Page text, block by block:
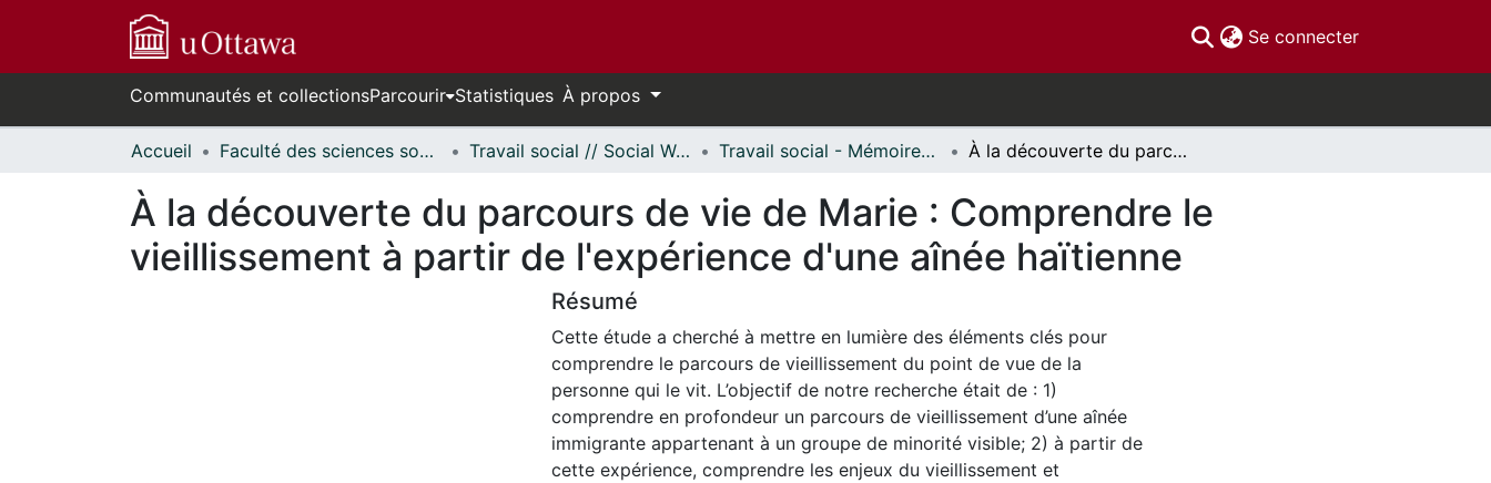
Se connecter(current)
Communautés et collectionsParcourir Statistiques À propos
Accueil Faculté des sciences sociales // Faculty of Social Sciences Travail social // Social Work Travail social - Mémoires // Social Work - Research Papers À la découverte du parcours de vie de Marie : Comprendre le vieillissement à partir de l'expérience d'une aînée haïtienne
À la découverte du parcours de vie de Marie : Comprendre le
vieillissement à partir de l'expérience d'une aînée haïtienne
Résumé
Cette étude a cherché à mettre en lumière des éléments clés pour
comprendre le parcours de vieillissement du point de vue de la
personne qui le vit. L’objectif de notre recherche était de : 1)
comprendre en profondeur un parcours de vieillissement d’une aînée
immigrante appartenant à un groupe de minorité visible; 2) à partir de
cette expérience, comprendre les enjeux du vieillissement et